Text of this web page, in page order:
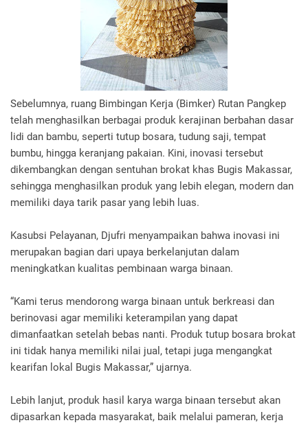
Sebelumnya, ruang Bimbingan Kerja (Bimker) Rutan Pangkep
telah menghasilkan berbagai produk kerajinan berbahan dasar
lidi dan bambu, seperti tutup bosara, tudung saji, tempat
bumbu, hingga keranjang pakaian. Kini, inovasi tersebut
dikembangkan dengan sentuhan brokat khas Bugis Makassar,
sehingga menghasilkan produk yang lebih elegan, modern dan
memiliki daya tarik pasar yang lebih luas.
Kasubsi Pelayanan, Djufri menyampaikan bahwa inovasi ini
merupakan bagian dari upaya berkelanjutan dalam
meningkatkan kualitas pembinaan warga binaan.
“Kami terus mendorong warga binaan untuk berkreasi dan
berinovasi agar memiliki keterampilan yang dapat
dimanfaatkan setelah bebas nanti. Produk tutup bosara brokat
ini tidak hanya memiliki nilai jual, tetapi juga mengangkat
kearifan lokal Bugis Makassar,” ujarnya.
Lebih lanjut, produk hasil karya warga binaan tersebut akan
dipasarkan kepada masyarakat, baik melalui pameran, kerja